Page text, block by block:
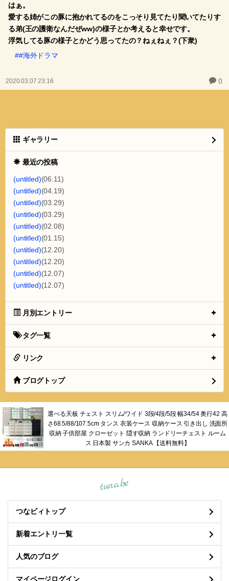
はぁ。
愛する姉がこの豚に抱かれてるのをこっそり見てたり聞いてたりす
る弟(王の護衛なんだぜww)の様子とか考えると幸せです。
浮気してる豚の様子とかどう思ってたの？ねぇねぇ？(下衆)
##海外ドラマ
2020.03.07 23:16 0
ギャラリー
最近の投稿
(untitled)(06.11)
(untitled)(04.19)
(untitled)(03.29)
(untitled)(03.29)
(untitled)(02.08)
(untitled)(01.15)
(untitled)(12.20)
(untitled)(12.20)
(untitled)(12.07)
(untitled)(12.07)
月別エントリー
タグ一覧
リンク
ブログトップ
選べる天板 チェスト スリム/ワイド 3段/4段/5段 幅34/54 奥行42 高
さ68.5/88/107.5cm タンス 衣装ケース 収納ケース 引き出し 洗面所
収納 子供部屋 クローゼット 隠す収納 ランドリーチェスト ルーム
ス 日本製 サンカ SANKA 【送料無料】
tuna.be
つなビィトップ
新着エントリ一覧
人気のブログ
マイページログイン